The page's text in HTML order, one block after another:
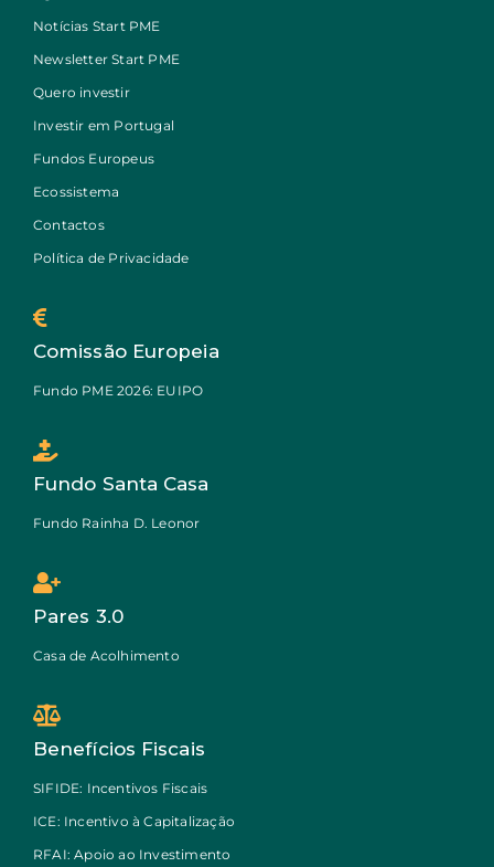
Notícias Start PME
Newsletter Start PME
Quero investir
Investir em Portugal
Fundos Europeus
Ecossistema
Contactos
Política de Privacidade
Comissão Europeia
Fundo PME 2026: EUIPO
Fundo Santa Casa
Fundo Rainha D. Leonor
Pares 3.0
Casa de Acolhimento
Benefícios Fiscais
SIFIDE: Incentivos Fiscais
ICE: Incentivo à Capitalização
RFAI: Apoio ao Investimento